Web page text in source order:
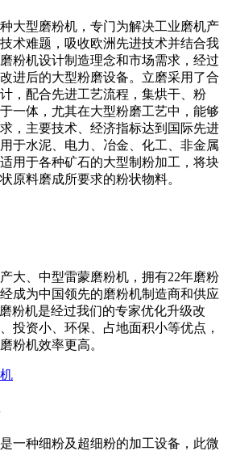
大型磨粉机，专门为解决工业磨机产
术难题，吸收欧洲先进技术并结合我
粉机设计制造理念和市场需求，经过
进后的大型粉磨设备。立磨采用了合
，配合先进工艺流程，集烘干、粉
一体，尤其在大型粉磨工艺中，能够
，主要技术、经济指标达到国际先进
于水泥、电力、冶金、化工、非金属
用于各种矿石的大型制粉加工，将块
原料磨成所要求的粉状物料。
大、中型雷蒙磨粉机，拥有22年磨粉
成为中国领先的磨粉机制造商和供应
粉机是经过我们的专家优化升级改
投资小、环保、占地面积小等优点，
粉机效率更高。
一种细粉及超细粉的加工设备，此微